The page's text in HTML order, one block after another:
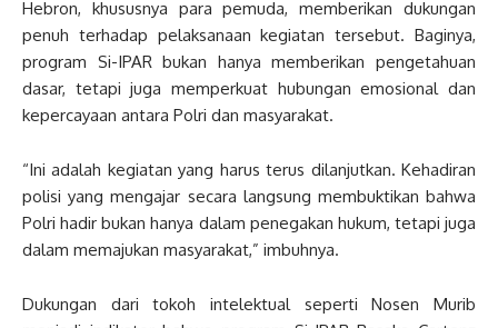
Hebron, khususnya para pemuda, memberikan dukungan
penuh terhadap pelaksanaan kegiatan tersebut. Baginya,
program Si-IPAR bukan hanya memberikan pengetahuan
dasar, tetapi juga memperkuat hubungan emosional dan
kepercayaan antara Polri dan masyarakat.
“Ini adalah kegiatan yang harus terus dilanjutkan. Kehadiran
polisi yang mengajar secara langsung membuktikan bahwa
Polri hadir bukan hanya dalam penegakan hukum, tetapi juga
dalam memajukan masyarakat,” imbuhnya.
Dukungan dari tokoh intelektual seperti Nosen Murib